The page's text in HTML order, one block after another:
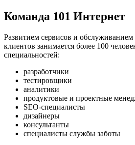
Команда 101 Интернет
Развитием сервисов и
клиентов занимается более 100
специальностей:
разработчики
тестировщики
аналитики
продуктовые и проектные
SEO-специалисты
дизайнеры
консультанты
специалисты службы заботы